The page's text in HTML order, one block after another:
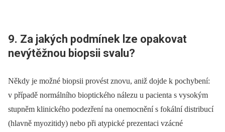
9. Za jakých podmínek lze opakovat
nevýtěžnou biopsii svalu?
Někdy je možné biopsii provést znovu, aniž dojde k pochybení:
v případě normálního bioptického nálezu u pacienta s vysokým
stupněm klinického podezření na onemocnění s fokální distribucí
(hlavně myozitidy) nebo při atypické prezentaci vzácné